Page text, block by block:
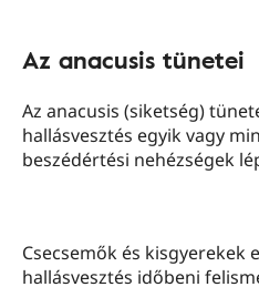
Az anacusis tünetei
Az anacusis (siketség)
hallásvesztés egyik vagy
beszédértési nehézségek
Csecsemők és kisgyerekek
hallásvesztés időbeni